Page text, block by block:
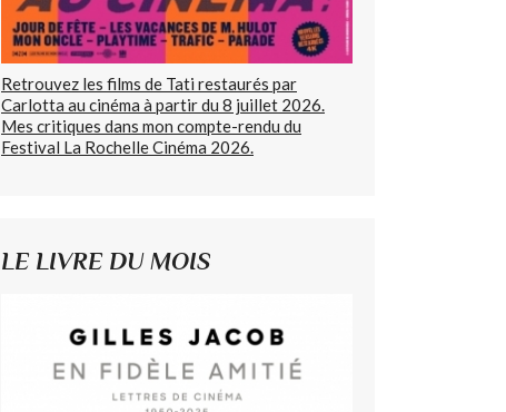
Retrouvez les films de Tati restaurés par
Carlotta au cinéma à partir du 8 juillet 2026.
Mes critiques dans mon compte-rendu du
Festival La Rochelle Cinéma 2026.
LE LIVRE DU MOIS